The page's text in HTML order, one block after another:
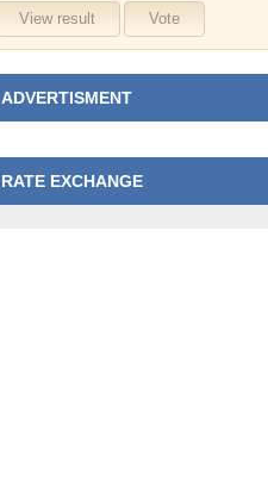
ADVERTISMENT
RATE EXCHANGE